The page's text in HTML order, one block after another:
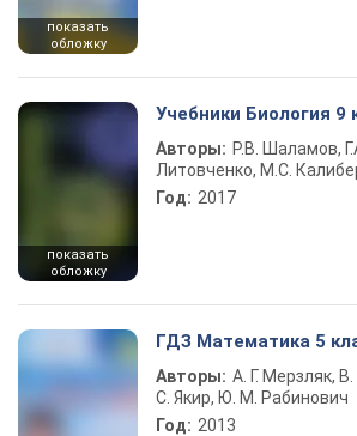
показать
обложку
показать
обложку
Учебники Биология 9
Авторы: Р.В. Шаламов,
Литовченко, М.С.
Год: 2017
ГДЗ Математика 5
Авторы: А. Г. Мерзляк,
С. Якир, Ю. М. Рабинович
Год: 2013